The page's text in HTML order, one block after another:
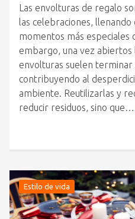
Las envolturas de regalo
las celebraciones,
momentos más especiales
embargo, una vez abiertos
envolturas suelen terminar
contribuyendo al
ambiente. Reutilizarlas y
reducir residuos, sino que…
Estilo de vida